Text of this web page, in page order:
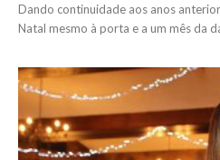
Dando continuidade aos anos
Natal mesmo à porta e a um mês da